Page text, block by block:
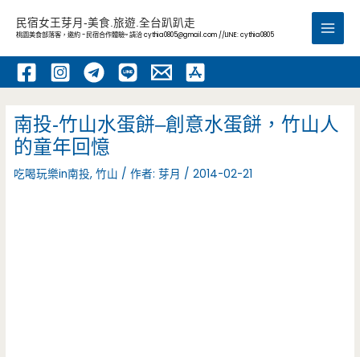
內
民宿女王芽月-美食.旅遊.全台趴趴走
桃園美食部落客，邀約 -民宿合作體驗~ 請洽cythia0805@gmail.com //LINE: cythia0805
Main
南投-竹山水蛋餅–創意水蛋餅，竹山人
的童年回憶
吃喝玩樂in南投,竹山 / 作者:芽月 /2014-02-21